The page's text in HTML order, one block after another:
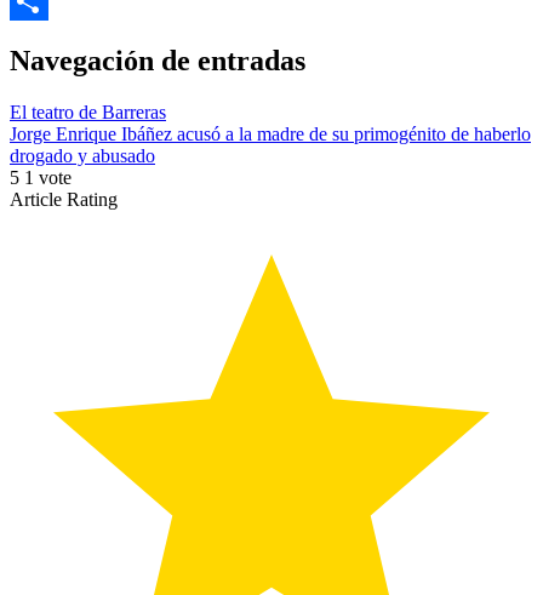
Navegación de entradas
El teatro de Barreras
Jorge Enrique Ibáñez acusó a la madre de su primogénito de haberlo
drogado y abusado
5 1 vote
Article Rating